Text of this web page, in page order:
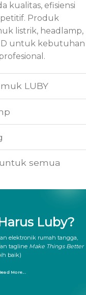
kualitas, efisiensi
Produk
listrik, headlamp,
untuk kebutuhan
LUBY
semua
Luby?
elektronik rumah tangga,
tagline Make Things Better
baik)
More...